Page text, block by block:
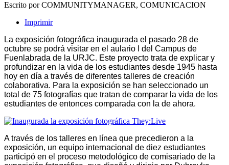
Escrito por COMMUNITYMANAGER, COMUNICACION
Imprimir
La exposición fotográfica inaugurada el pasado 28 de
octubre se podrá visitar en el aulario I del Campus de
Fuenlabrada de la URJC. Este proyecto trata de explicar y
profundizar en la vida de los estudiantes desde 1945 hasta
hoy en día a través de diferentes talleres de creación
colaborativa. Para la exposición se han seleccionado un
total de 75 fotografías que tratan de comparar la vida de los
estudiantes de entonces comparada con la de ahora.
A través de los talleres en línea que precedieron a la
exposición, un equipo internacional de diez estudiantes
participó en el proceso metodológico de comisariado de la